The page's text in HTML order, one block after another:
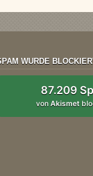
WURDE
87.209
vonAkismet